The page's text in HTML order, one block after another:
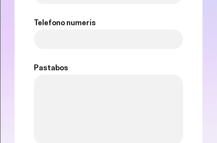
Telefono numeris
Pastabos